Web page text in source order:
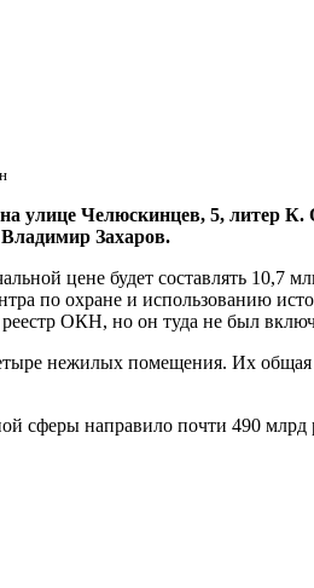
Челюскинцев, 5, литер К.
Захаров.
цене будет составлять 10,7
по охране и использованию
ОКН, но он туда не был
нежилых помещения. Их общая
сферы направило почти 490